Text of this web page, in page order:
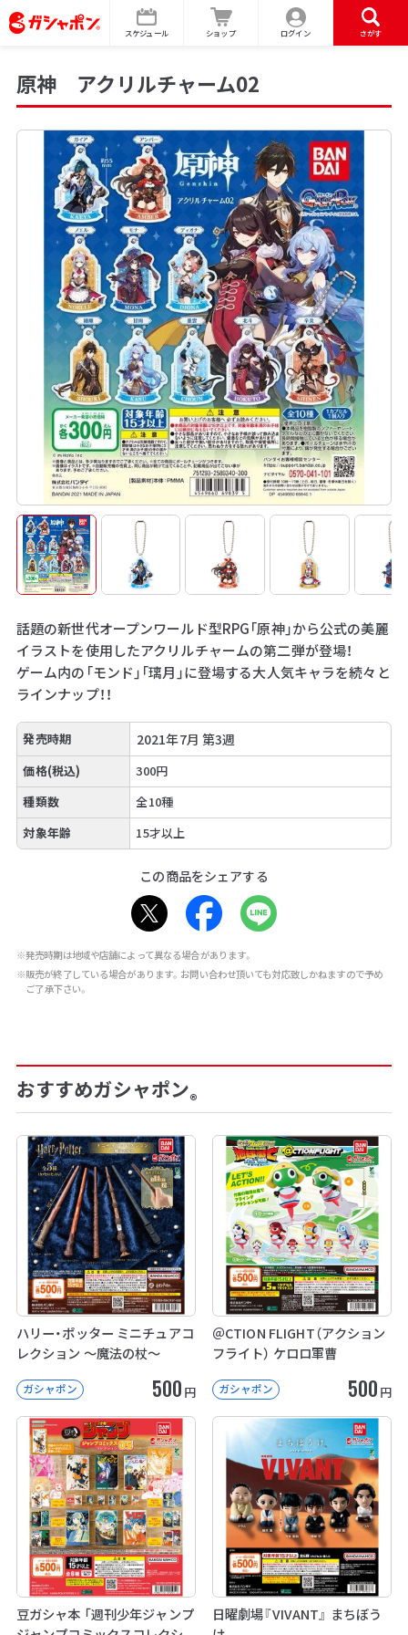
スケジュール ショップ ログイン さがす
原神 アクリルチャーム02
話題の新世代オープンワールド型RPG「原神」から公式の美麗
イラストを使用したアクリルチャームの第二弾が登場！
ゲーム内の「モンド」「璃月」に登場する大人気キャラを続々と
ラインナップ！！
発売時期 2021年7月 第3週
価格(税込)
300円
種類数
全10種
対象年齢
15才以上
この商品をシェアする
※発売時期は地域や店舗によって異なる場合があります。
※販売が終了している場合があります。お問い合わせ頂いても対応致しかねますので予め
ご了承下さい。
おすすめガシャポン®
ハリー・ポッター ミニチュアコ
レクション ～魔法の杖～
ガシャポン 500 円
＠CTION FLIGHT（アクション
フライト） ケロロ軍曹
ガシャポン 500 円
豆ガシャ本 「週刊少年ジャンプ
日曜劇場『VIVANT』 まちぼう